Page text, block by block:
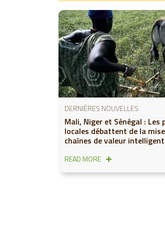
DERNIÈRES NOUVELLES
Mali, Niger et Sénégal :
locales débattent de la
chaînes de valeur
READ MORE